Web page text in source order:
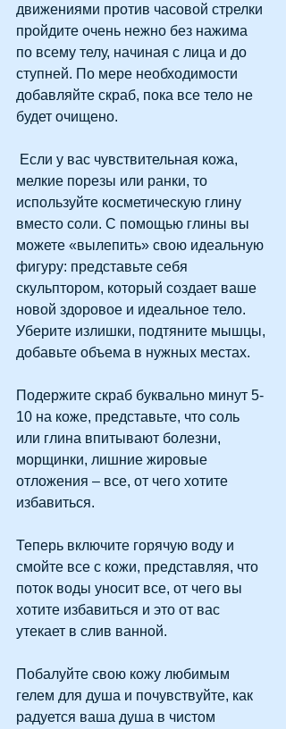
движениями против часовой стрелки
пройдите очень нежно без нажима
по всему телу, начиная с лица и до
ступней. По мере необходимости
добавляйте скраб, пока все тело не
будет очищено.
мелкие порезы или ранки, то
используйте косметическую глину
вместо соли. С помощью глины вы
можете «вылепить» свою идеальную
фигуру: представьте себя
скульптором, который создает ваше
новой здоровое и идеальное тело.
Уберите излишки, подтяните мышцы,
добавьте объема в нужных местах.
Подержите скраб буквально минут 5-
10 на коже, представьте, что соль
или глина впитывают болезни,
морщинки, лишние жировые
отложения – все, от чего хотите
избавиться.
Теперь включите горячую воду и
смойте все с кожи, представляя, что
поток воды уносит все, от чего вы
хотите избавиться и это от вас
утекает в слив ванной.
Побалуйте свою кожу любимым
гелем для душа и почувствуйте, как
радуется ваша душа в чистом